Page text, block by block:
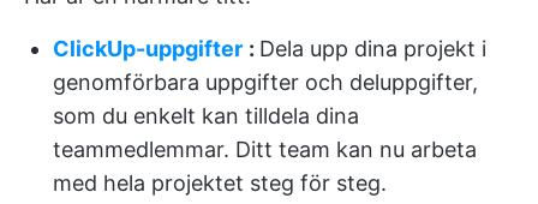
ClickUp-uppgifter : Dela upp dina projekt i
genomförbara uppgifter och deluppgifter,
som du enkelt kan tilldela dina
teammedlemmar. Ditt team kan nu arbeta
med hela projektet steg för steg.